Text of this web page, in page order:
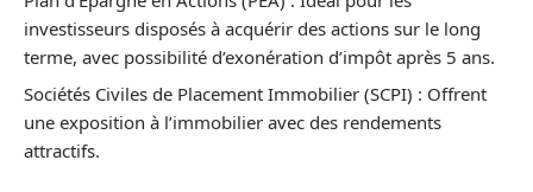
investisseurs disposés à acquérir des actions sur le long
terme, avec possibilité d’exonération d’impôt après 5 ans.
Sociétés Civiles de Placement Immobilier (SCPI) : Offrent
une exposition à l’immobilier avec des rendements
attractifs.